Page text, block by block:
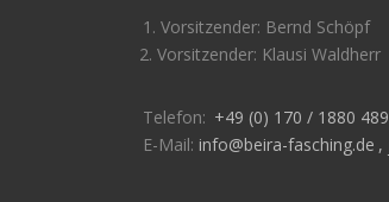
1. Vorsitzender: Bernd Schöpf
2. Vorsitzender: Klausi Waldherr
Telefon: +49 (0) 170 / 1880 489
E-Mail: info@beira-fasching.de ,